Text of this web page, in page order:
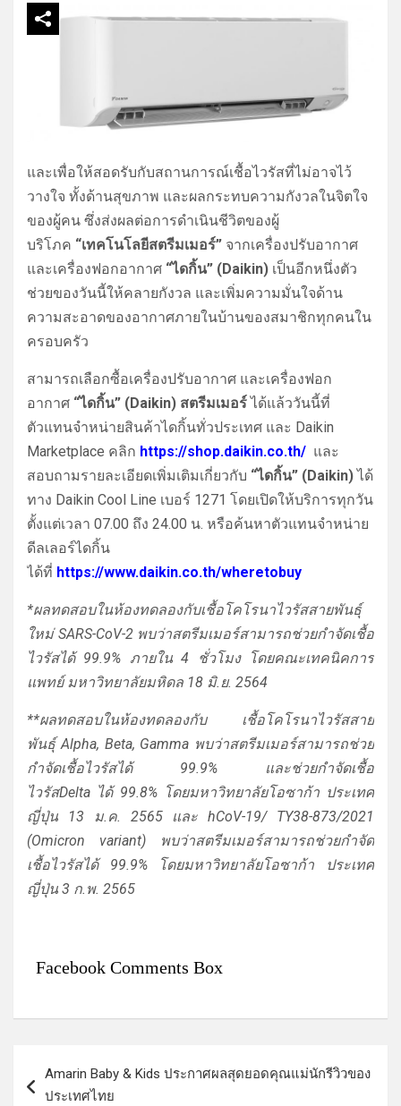
และเพื่อให้สอดรับกับสถานการณ์เชื้อไวรัสที่ไม่อาจไว้
วางใจ ทั้งด้านสุขภาพ และผลกระทบความกังวลในจิตใจ
ของผู้คน ซึ่งส่งผลต่อการดำเนินชีวิตของผู้
บริโภค “เทคโนโลยีสตรีมเมอร์” จากเครื่องปรับอากาศ
และเครื่องฟอกอากาศ “ไดกิ้น” (Daikin) เป็นอีกหนึ่งตัว
ช่วยของวันนี้ให้คลายกังวล และเพิ่มความมั่นใจด้าน
ความสะอาดของอากาศภายในบ้านของสมาชิกทุกคนใน
ครอบครัว
สามารถเลือกซื้อเครื่องปรับอากาศ และเครื่องฟอก
อากาศ “ไดกิ้น” (Daikin) สตรีมเมอร์ได้แล้ววันนี้ที่
ตัวแทนจำหน่ายสินค้าไดกิ้นทั่วประเทศ และ Daikin
Marketplace คลิก https://shop.daikin.co.th/ และ
สอบถามรายละเอียดเพิ่มเติมเกี่ยวกับ “ไดกิ้น” (Daikin)ได้
ทาง Daikin Cool Line เบอร์ 1271 โดยเปิดให้บริการทุกวัน
ตั้งแต่เวลา 07.00 ถึง 24.00 น. หรือค้นหาตัวแทนจำหน่าย
ดีลเลอร์ไดกิ้น
ได้ที่ https://www.daikin.co.th/wheretobuy
*ผลทดสอบในห้องทดลองกับเชื้อโคโรนาไวรัสสายพันธุ์
ใหม่ SARS-CoV-2 พบว่าสตรีมเมอร์สามารถช่วยกำจัดเชื้อ
ไวรัสได้ 99.9% ภายใน 4 ชั่วโมง โดยคณะเทคนิคการ
แพทย์ มหาวิทยาลัยมหิดล 18 มิ.ย. 2564
**ผลทดสอบในห้องทดลองกับ เชื้อโคโรนาไวรัสสาย
พันธุ์Alpha, Beta, Gamma พบว่าสตรีมเมอร์สามารถช่วย
กำจัดเชื้อไวรัสได้99.9% และช่วยกำจัดเชื้อ
ไวรัสDelta ได้ 99.8% โดยมหาวิทยาลัยโอซาก้า ประเทศ
ญี่ปุ่น
13 ม.ค. 2565 และhCoV-19/ TY38-873/2021
(Omicron variant) พบว่าสตรีมเมอร์สามารถช่วยกำจัด
เชื้อไวรัสได้ 99.9% โดยมหาวิทยาลัยโอซาก้า ประเทศ
ญี่ปุ่น 3 ก.พ. 2565
Facebook Comments Box
น
Amarin Baby & Kids ประกาศผลสุดยอดคุณแม่นักรีวิวของ
ประเทศไทย ​